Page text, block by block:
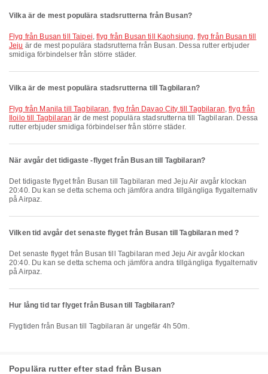
Vilka är de mest populära stadsrutterna från Busan?
flyg från Busan till Taipei,flyg från Busan till Kaohsiung, flyg från Busan till
Jeju är de mest populära stadsrutterna från Busan. Dessa rutter erbjuder
smidiga förbindelser från större städer.
Vilka är de mest populära stadsrutterna till Tagbilaran?
flyg från Manila till Tagbilaran, flyg från Davao City till Tagbilaran,flyg från
Iloilo till Tagbilaran är de mest populära stadsrutterna till Tagbilaran. Dessa
rutter erbjuder smidiga förbindelser från större städer.
När avgår det tidigaste -flyget från Busan till Tagbilaran?
Det tidigaste flyget från Busan till Tagbilaran med Jeju Air avgår klockan
20:40. Du kan se detta schema och jämföra andra tillgängliga flygalternativ
på Airpaz.
Vilken tid avgår det senaste flyget från Busan till Tagbilaran med ?
Det senaste flyget från Busan till Tagbilaran med Jeju Air avgår klockan
20:40. Du kan se detta schema och jämföra andra tillgängliga flygalternativ
på Airpaz.
Hur lång tid tar flyget från Busan till Tagbilaran?
Flygtiden från Busan till Tagbilaran är ungefär 4h 50m.
Populära rutter efter stad från Busan